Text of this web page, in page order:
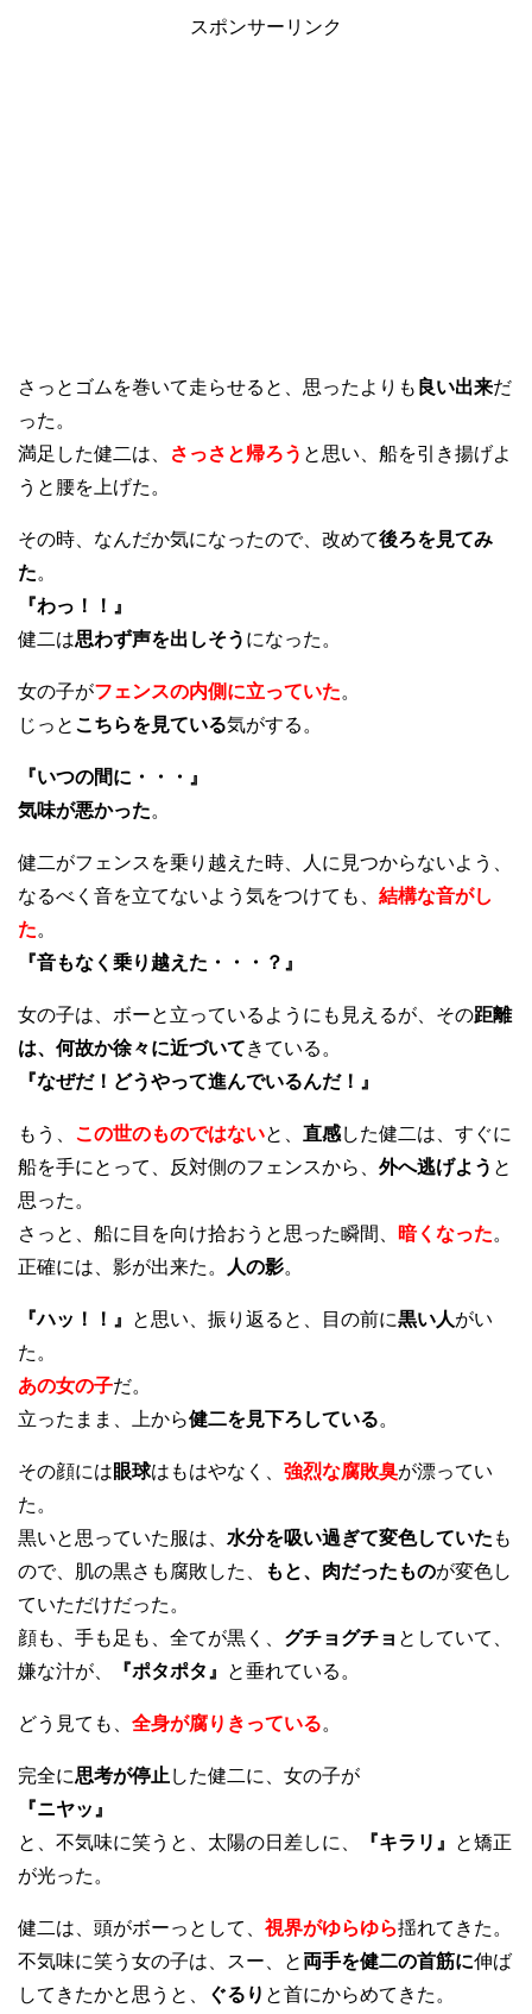
スポンサーリンク
さっとゴムを巻いて走らせると、思ったよりも 良い出来だ
った。
満足した健二は、
さっさと帰ろう と思い、船を引き揚げよ
うと腰を上げた。
その時、なんだか気になったので、改めて後ろを見てみ
た。
『わっ！！』
健二は思わず声を出しそう になった。
女の子がフェンスの内側に立っていた。
じっと こちらを見ている気がする。
『いつの間に・・・』
気味が悪かった。
健二がフェンスを乗り越えた時、人に見つからないよう、
なるべく音を立てないよう気をつけても、 結構な音がし
た。
『音もなく乗り越えた・・・？』
女の子は、ボーと立っているようにも見えるが、その距離
は、何故か徐々に近づいてきている。
『なぜだ！どうやって進んでいるんだ！』
もう、 この世のものではないと、 直感した健二は、すぐに
船を手にとって、反対側のフェンスから、 外へ逃げよう と
思った。
さっと、船に目を向け拾おうと思った瞬間、
暗くなった。
正確には、影が出来た。
人の影。
『ハッ！！』 と思い、振り返ると、目の前に黒い人がい
た。
あの女の子だ。
立ったまま、上から健二を見下ろしている。
その顔には眼球はもはやなく、 強烈な腐敗臭が漂ってい
た。
黒いと思っていた服は、 水分を吸い過ぎて変色していた も
ので、肌の黒さも腐敗した、
もと、肉だったものが変色し
ていただけだった。
顔も、手も足も、全てが黒く、 グチョグチョ としていて、
嫌な汁が、
『ポタポタ』 と垂れている。
どう見ても、 全身が腐りきっている。
完全に思考が停止 した健二に、女の子が
『ニヤッ』
と、不気味に笑うと、太陽の日差しに、
『キラリ』
と矯正
が光った。
健二は、頭がボーっとして、 視界がゆらゆら揺れてきた。
不気味に笑う女の子は、スー、と 両手を健二の首筋に伸ば
してきたかと思うと、
ぐるり と首にからめてきた。